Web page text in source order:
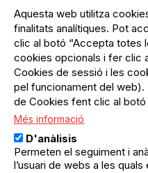
del
compte
d'usuari
Menú
usuari
no
loggat
Registre
Menú
Peu
Sobre el
Preguntes
Contacte
Menú
Legal
Política de privacitat
Avís legal
Política de cookies
Aquesta web utilitza
finalitats analítiques. Pot
clic al botó “Accepta totes
cookies opcionals i fer clic
Cookies de sessió i les
pel funcionament del web).
de Cookies fent clic al
Més informació
D'anàlisis
Permeten el seguiment i
l’usuari de webs a les